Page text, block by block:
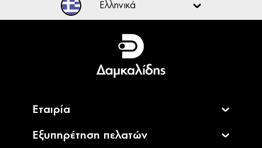
Ελληνικά
Ελληνικά
English
Εταιρία
Εξυπηρέτηση πελατών